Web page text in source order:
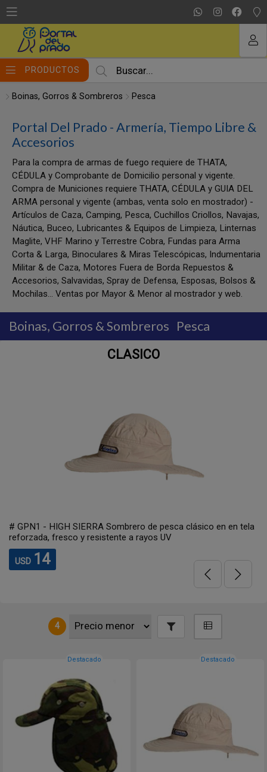
PRODUCTOS
Boinas, Gorros & Sombreros Pesca
Portal Del Prado - Armería, Tiempo Libre &
Accesorios
Para la compra de armas de fuego requiere de THATA,
CÉDULA y Comprobante de Domicilio personal y vigente.
Compra de Municiones requiere THATA, CÉDULA y GUIA DEL
ARMA personal y vigente (ambas, venta solo en mostrador) -
Artículos de Caza, Camping, Pesca, Cuchillos Criollos, Navajas,
Náutica, Buceo, Lubricantes & Equipos de Limpieza, Linternas
Maglite, VHF Marino y Terrestre Cobra, Fundas para Arma
Corta & Larga, Binoculares & Miras Telescópicas, Indumentaria
Militar & de Caza, Motores Fuera de Borda Repuestos &
Accesorios, Salvavidas, Spray de Defensa, Esposas, Bolsos &
Mochilas... Ventas por Mayor & Menor al mostrador y web.
Boinas, Gorros & Sombreros Pesca
CLASICO
# GPN1 - HIGH SIERRA Sombrero de pesca clásico en en tela
reforzada, fresco y resistente a rayos UV
USD 14
4
Destacado Destacado